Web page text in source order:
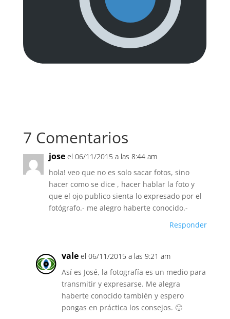
7 Comentarios
jose el 06/11/2015 a las 8:44 am
hola! veo que no es solo sacar fotos, sino
hacer como se dice , hacer hablar la foto y
que el ojo publico sienta lo expresado por el
fotógrafo.- me alegro haberte conocido.-
Responder
vale el 06/11/2015 a las 9:21 am
Así es José, la fotografía es un medio para
transmitir y expresarse. Me alegra
haberte conocido también y espero
pongas en práctica los consejos. 🙂